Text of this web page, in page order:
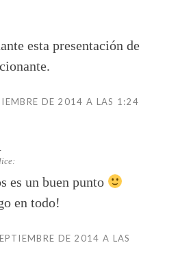
esta presentación de
DE 2014 A LAS 1:24
es un buen punto
en todo!
DE 2014 A LAS